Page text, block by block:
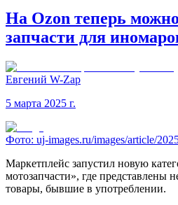
На Ozon теперь
запчасти для
Евгений W-Zap
5 марта 2025 г.
Фото: uj-images.ru/images/article/
Маркетплейс запустил новую
мотозапчасти», где представлены
товары, бывшие в употреблении.